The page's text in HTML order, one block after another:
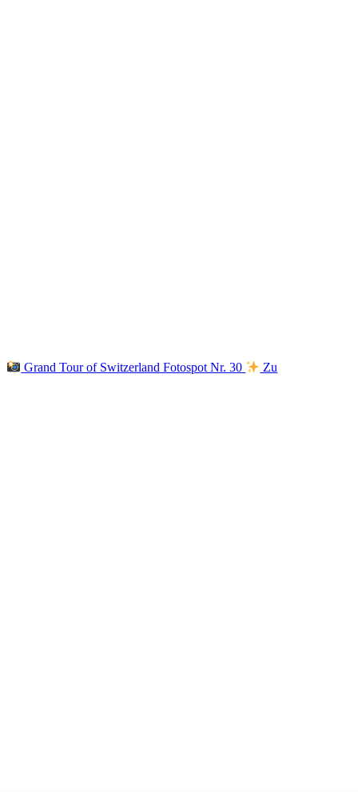
Grand Tour of Switzerland Fotospot Nr. 30 Zu